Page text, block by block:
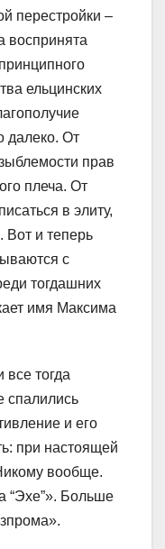
перестройки –
воспринята
ельцинских
далеко. От
прав
плеча. От
в элиту,
Вот и теперь
с
тогдашних
имя Максима
все тогда
спалились
и его
при настоящей
вообще.
“Эхе”». Больше